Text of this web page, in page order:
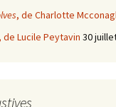
, de Charlotte
, de Lucile Peytavin 30